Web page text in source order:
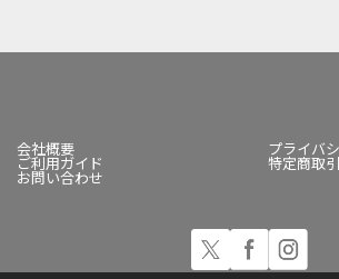
会社概要 プライバ
ご利用ガイド 特定商取
お問い合わせ